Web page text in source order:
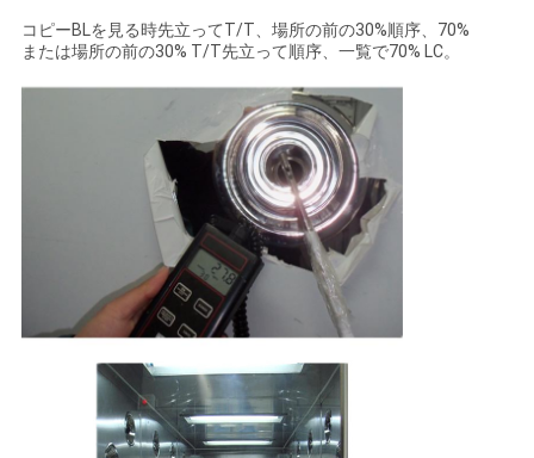
コピーBLを見る時先立ってT/T、場所の前の30%順序、70%
または場所の前の30% T/T先立って順序、一覧で70% LC。